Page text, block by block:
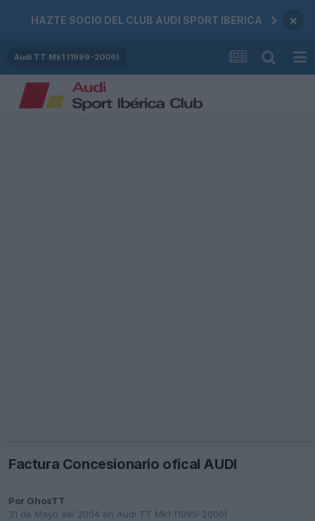
HAZTE SOCIO DEL CLUB AUDI SPORT IBERICA ×
Audi TT Mk1 (1999-2006)
Factura Concesionario ofical AUDI
Por GhosTT
31 de Mayo del 2004 en Audi TT Mk1 (1999-2006)